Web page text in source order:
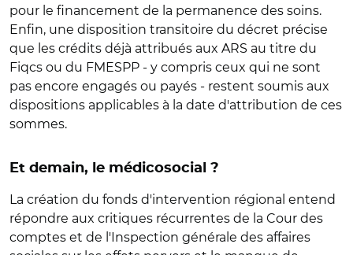
pour le financement de la permanence des soins.
Enfin, une disposition transitoire du décret précise
que les crédits déjà attribués aux ARS au titre du
Fiqcs ou du FMESPP - y compris ceux qui ne sont
pas encore engagés ou payés - restent soumis aux
dispositions applicables à la date d'attribution de ces
sommes.
Et demain, le médicosocial ?
La création du fonds d'intervention régional entend
répondre aux critiques récurrentes de la Cour des
comptes et de l'Inspection générale des affaires